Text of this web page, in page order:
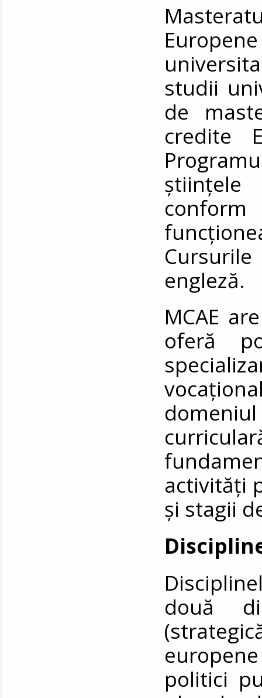
studii
de
credite
științele
engleză.
MCAE
oferă
activități
și stagii
două
politici